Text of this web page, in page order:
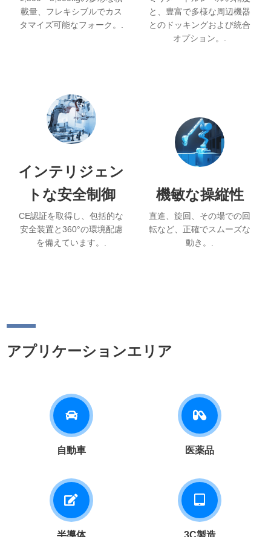
載量、フレキシブルでカス
タマイズ可能なフォーク。.
と、豊富で多様な周辺機器
とのドッキングおよび統合
オプション。.
インテリジェン
トな安全制御
CE認証を取得し、包括的な
安全装置と360°の環境配慮
を備えています。.
機敏な操縦性
直進、旋回、その場での回
転など、正確でスムーズな
動き。.
アプリケーションエリア
自動車 医薬品
半導体 3C製造